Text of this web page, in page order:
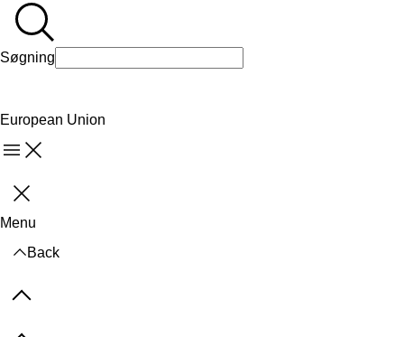
Søgning
European Union
Menu
Luk
Menu
Back
Previous items